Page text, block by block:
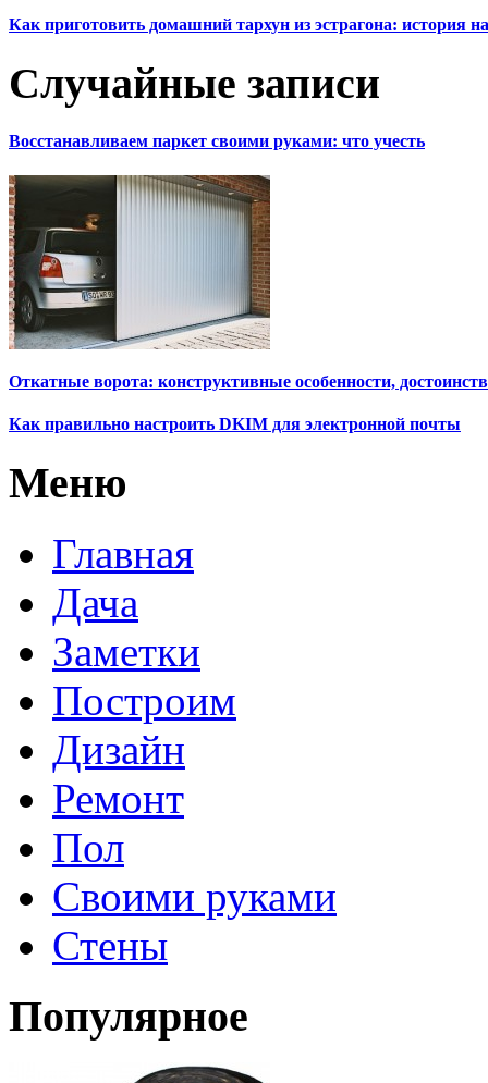
Как приготовить домашний тархун из эстрагона: история
Случайные записи
Восстанавливаем паркет своими руками: что учесть
Откатные ворота: конструктивные особенности,
Как правильно настроить DKIM для электронной почты
Меню
Главная
Дача
Заметки
Построим
Дизайн
Ремонт
Пол
Своими руками
Стены
Популярное